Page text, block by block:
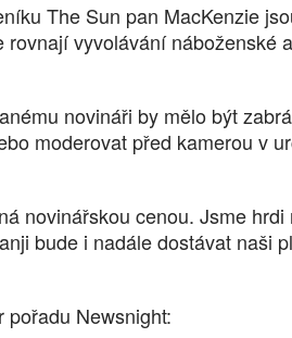
The Sun pan MacKenzie
vyvolávání náboženské
novináři by mělo být
moderovat před kamerou v
novinářskou cenou. Jsme hrdi
bude i nadále dostávat naši
pořadu Newsnight: